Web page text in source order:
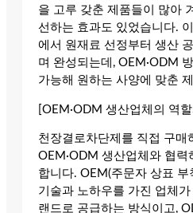
을 고루 갖춘 제품들이 많아
선하는 효과도 있었습니다.
에서 원재료 선정부터 생산
며 완성되는데, OEM·ODM
가능해 원하는 사양에 맞춘
[OEM·ODM 생산업체의 역
천장결로차단제를 직접 구매
OEM·ODM 생산업체와 협력
합니다. OEM(주문자 상표 부
기술과 노하우를 가진 업체
랜드로 공급하는 방식이고,